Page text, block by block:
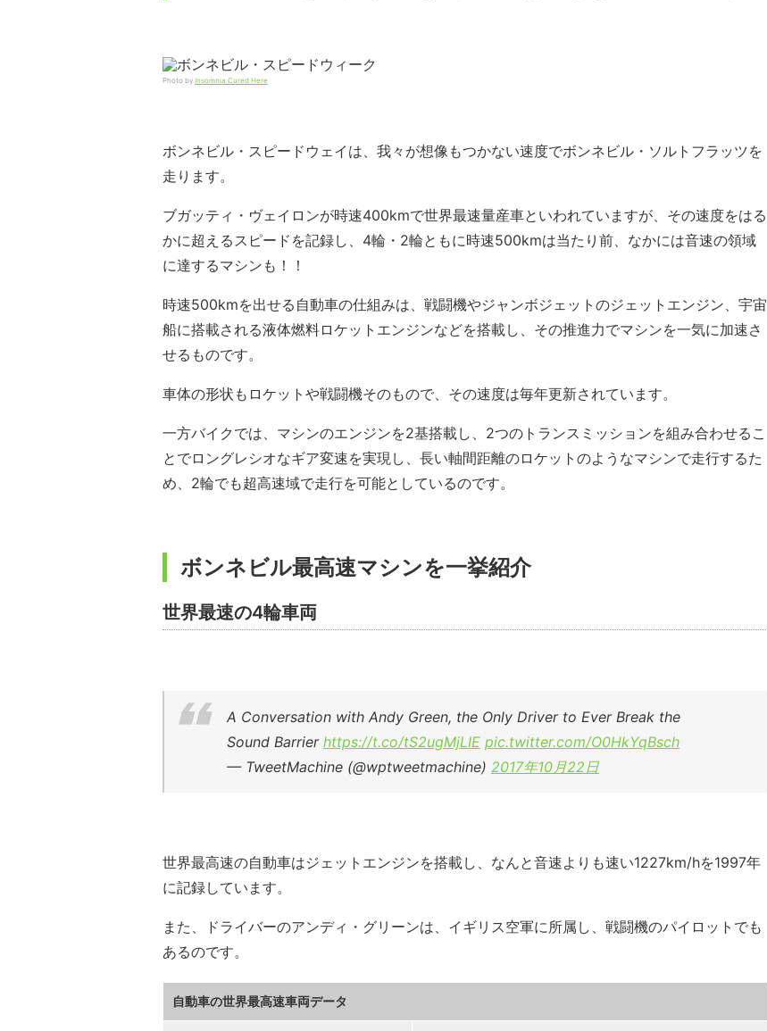
Photo by Insomnia Cured Here
ボンネビル・スピードウェイは、我々が想像もつかない速度でボンネビル・ソルトフラッツを
走ります。
ブガッティ・ヴェイロンが時速400kmで世界最速量産車といわれていますが、その速度をはる
かに超えるスピードを記録し、4輪・2輪ともに時速500kmは当たり前、なかには音速の領域
に達するマシンも！！
時速500kmを出せる自動車の仕組みは、戦闘機やジャンボジェットのジェットエンジン、宇宙
船に搭載される液体燃料ロケットエンジンなどを搭載し、その推進力でマシンを一気に加速さ
せるものです。
車体の形状もロケットや戦闘機そのもので、その速度は毎年更新されています。
一方バイクでは、マシンのエンジンを2基搭載し、2つのトランスミッションを組み合わせるこ
とでロングレシオなギア変速を実現し、長い軸間距離のロケットのようなマシンで走行するた
め、2輪でも超高速域で走行を可能としているのです。
ボンネビル最高速マシンを一挙紹介
世界最速の4輪車両
A Conversation with Andy Green, the Only Driver to Ever Break the
Sound Barrier https://t.co/tS2ugMjLIE pic.twitter.com/O0HkYqBsch
— TweetMachine (@wptweetmachine) 2017年10月22日
世界最高速の自動車はジェットエンジンを搭載し、なんと音速よりも速い1227km/hを1997年
に記録しています。
また、ドライバーのアンディ・グリーンは、イギリス空軍に所属し、戦闘機のパイロットでも
あるのです。
自動車の世界最高速車両データ